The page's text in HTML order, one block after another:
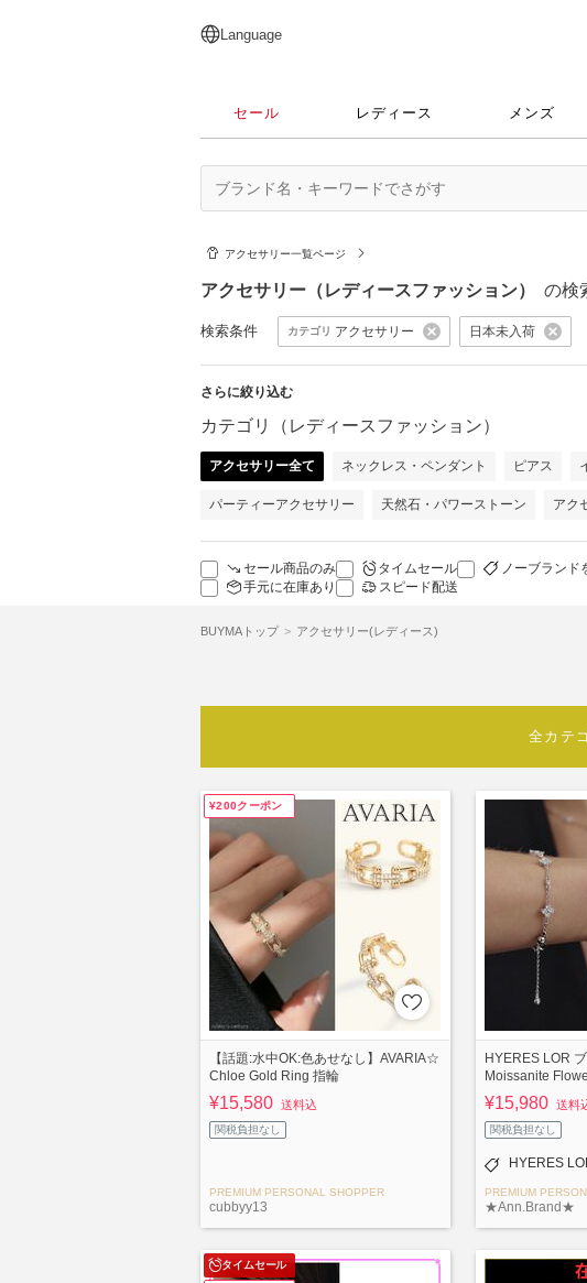
日本語
English
简体中文
繁體中文
Language
セール レディース メンズ
アクセサリー一覧ページ
アクセサリー（レディースファッション） の検
検索条件 カテゴリ アクセサリー 日本未入荷
さらに絞り込む
カテゴリ（レディースファッション）
アクセサリー全て ネックレス・ペンダント ピアス
パーティーアクセサリー 天然石・パワーストーン アク
セール商品のみ タイムセール ノーブランド
手元に在庫あり
スピード配送
BUYMAトップ アクセサリー(レディース)
全カテ
¥200クーポン
【話題:水中OK:色あせなし】AVARIA☆
Chloe Gold Ring 指輪
¥15,580 送料込
関税負担なし
PREMIUM PERSONAL SHOPPER
cubbyy13
HYERES LOR
Moissanite
¥15,980 送料
関税負担なし
HYERES
PREMIUM
★Ann.Brand★
タイムセール